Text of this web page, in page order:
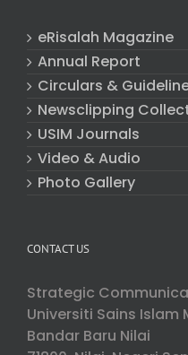
eRisalah Magazine
Annual Report
Circulars &
Newsclipping
USIM Journals
Video & Audio
Photo Gallery
CONTACT US
Strategic
Universiti Sains Islam
Bandar Baru Nilai